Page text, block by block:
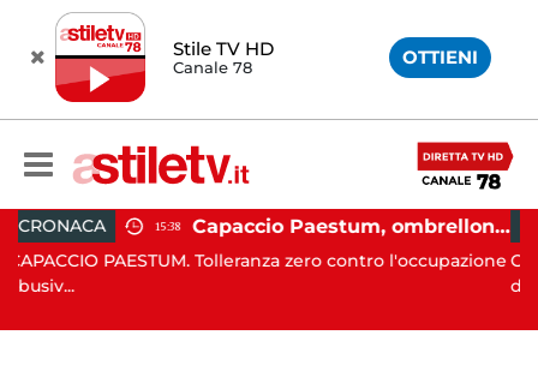
Stile TV HD
Canale 78 OTTIENI
Capaccio Paestum, ombrellone selvaggio: blitz della Municipale, sgomberate tutte le spiagge libere
Tolleranza zero contro l'occupazione
POLITICA 19:43
CAPACCIO PAESTUM.